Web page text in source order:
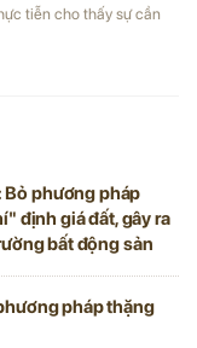
tiễn cho thấy sự cần
phương pháp
định giá đất, gây ra
bất động sản
pháp thặng